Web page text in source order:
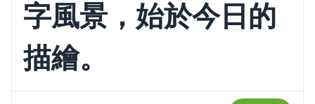
字風景，始於今日的
描繪。